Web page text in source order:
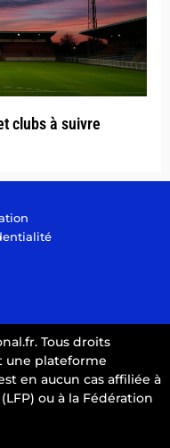
clubs à suivre
Tous droits
une plateforme
en aucun cas affiliée à
ou à la Fédération